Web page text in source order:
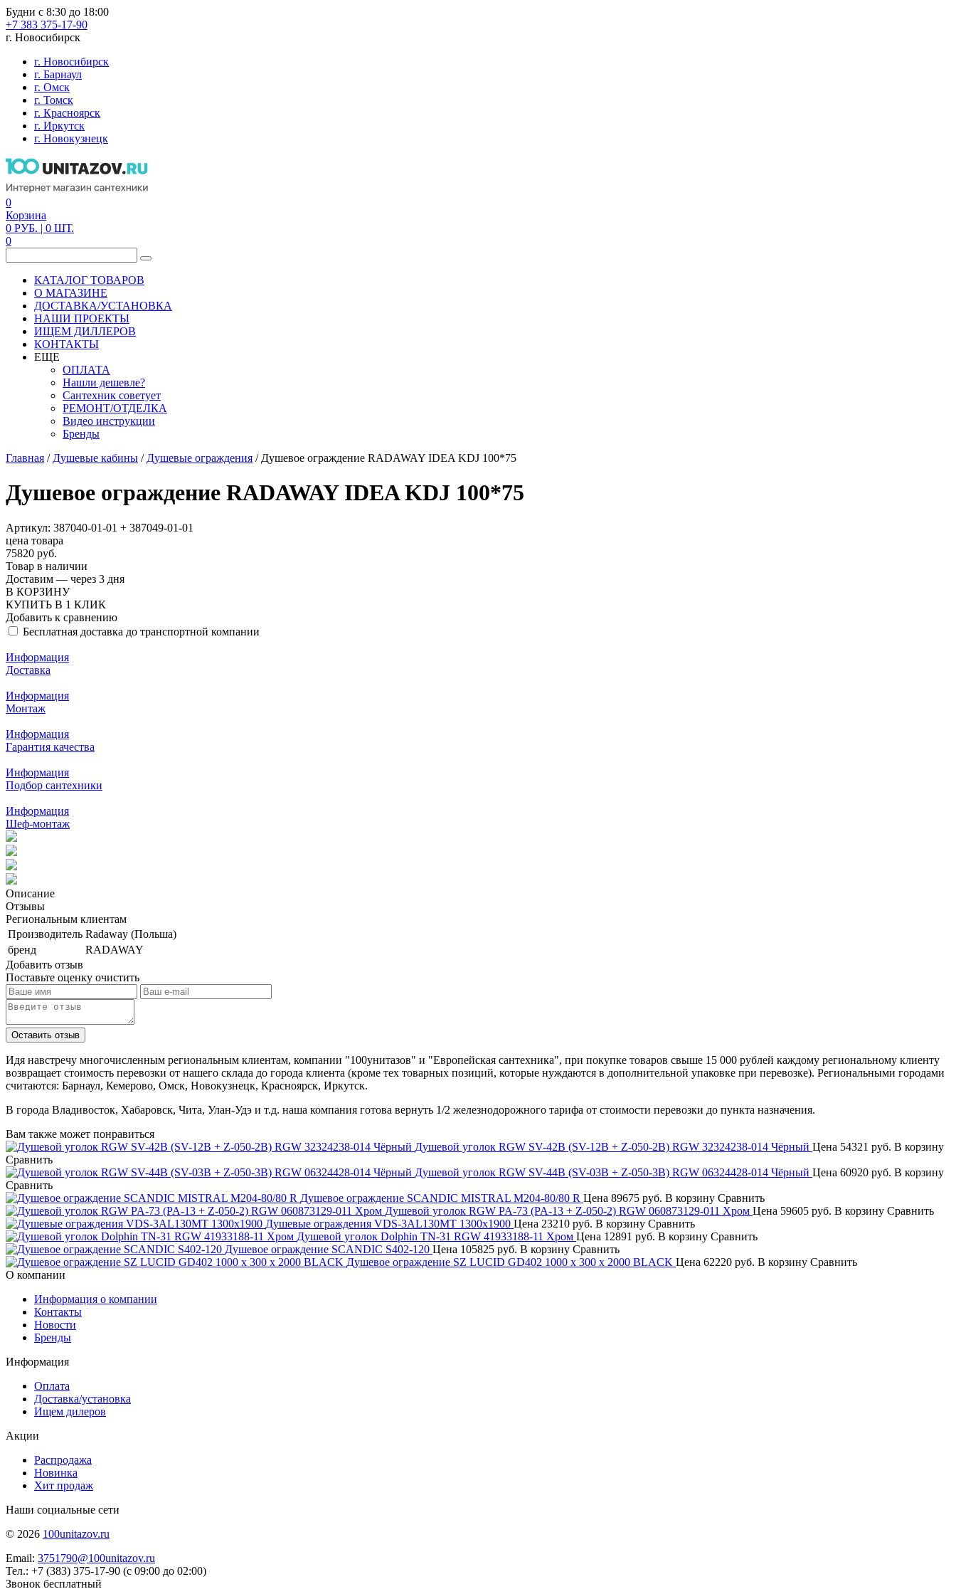
Будни с 8:30 до 18:00
+7 383 375-17-90
г. Новосибирск
г. Новосибирск
г. Барнаул
г. Омск
г. Томск
г. Красноярск
г. Иркутск
г. Новокузнецк
0
Корзина
0 РУБ. | 0 ШТ.
0
КАТАЛОГ ТОВАРОВ
О МАГАЗИНЕ
ДОСТАВКА/УСТАНОВКА
НАШИ ПРОЕКТЫ
ИЩЕМ ДИЛЛЕРОВ
КОНТАКТЫ
ЕЩЕ
ОПЛАТА
Нашли дешевле?
Сантехник советует
РЕМОНТ/ОТДЕЛКА
Видео инструкции
Бренды
Главная / Душевые кабины / Душевые ограждения / Душевое ограждение RADAWAY IDEA KDJ 100*75
Душевое ограждение RADAWAY IDEA KDJ 100*75
Артикул: 387040-01-01 + 387049-01-01
цена товара
75820 руб.
Товар в наличии
Доставим — через 3 дня
В КОРЗИНУ
КУПИТЬ В 1 КЛИК
Добавить к сравнению
Бесплатная доставка до транспортной компании
Информация
Доставка
Информация
Монтаж
Информация
Гарантия качества
Информация
Подбор сантехники
Информация
Шеф-монтаж
Описание
Отзывы
Региональным клиентам
Производитель Radaway (Польша)
бренд
RADAWAY
Добавить отзыв
Поставьте оценку очистить
Идя навстречу многочисленным региональным клиентам, компании "100унитазов" и "Европейская сантехника", при покупке товаров свыше 15 000 рублей каждому региональному клиенту
возвращает стоимость перевозки от нашего склада до города клиента (кроме тех товарных позиций, которые нуждаются в дополнительной упаковке при перевозке). Региональными городами
считаются: Барнаул, Кемерово, Омск, Новокузнецк, Красноярск, Иркутск.
В города Владивосток, Хабаровск, Чита, Улан-Удэ и т.д. наша компания готова вернуть 1/2 железнодорожного тарифа от стоимости перевозки до пункта назначения.
Вам также может понравиться
Душевой уголок RGW SV-42B (SV-12B + Z-050-2B) RGW 32324238-014 Чёрный Цена 54321 руб. В корзину
Сравнить
Душевой уголок RGW SV-44B (SV-03B + Z-050-3B) RGW 06324428-014 Чёрный Цена 60920 руб. В корзину
Сравнить
Душевое ограждение SCANDIC MISTRAL M204-80/80 R Цена 89675 руб. В корзину Сравнить
Душевой уголок RGW PA-73 (PA-13 + Z-050-2) RGW 060873129-011 Хром Цена 59605 руб. В корзину Сравнить
Душевые ограждения VDS-3AL130MT 1300х1900 Цена 23210 руб. В корзину Сравнить
Душевой уголок Dolphin TN-31 RGW 41933188-11 Хром Цена 12891 руб. В корзину Сравнить
Душевое ограждение SCANDIC S402-120 Цена 105825 руб. В корзину Сравнить
Душевое ограждение SZ LUCID GD402 1000 x 300 x 2000 BLACK Цена 62220 руб. В корзину Сравнить
О компании
Информация о компании
Контакты
Новости
Бренды
Информация
Оплата
Доставка/установка
Ищем дилеров
Акции
Распродажа
Новинка
Хит продаж
Наши социальные сети
© 2026 100unitazov.ru
Email: 3751790@100unitazov.ru
Тел.: +7 (383) 375-17-90 (с 09:00 до 02:00)
Звонок бесплатный